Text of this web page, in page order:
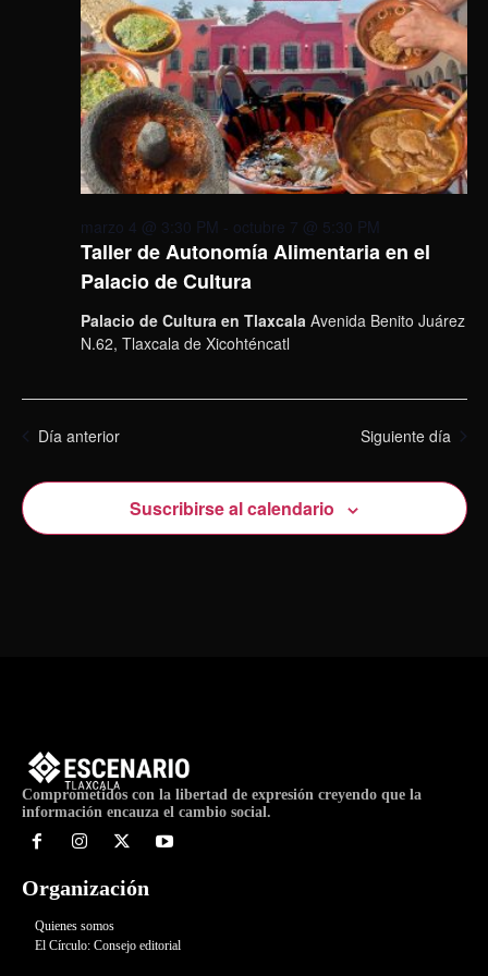
Taller de Autonomía Alimentaria en el
Palacio de Cultura
marzo 4 @ 3:30 PM - octubre 7 @ 5:30 PM
Palacio de Cultura en Tlaxcala Avenida Benito Juárez
N.62, Tlaxcala de Xicohténcatl
Día anterior Siguiente día
Suscribirse al calendario
Comprometidos con la libertad de expresión creyendo que la
información encauza el cambio social.
Organización
Quienes somos
El Círculo: Consejo editorial